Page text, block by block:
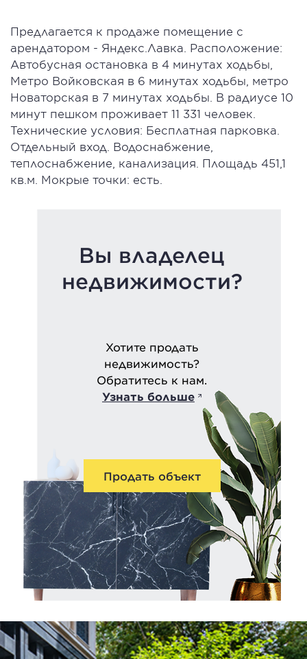
Предлагается к продаже помещение с
арендатором - Яндекс.Лавка. Расположение:
Автобусная остановка в 4 минутах ходьбы,
Метро Войковская в 6 минутах ходьбы, метро
Новаторская в 7 минутах ходьбы. В радиусе 10
минут пешком проживает 11 331 человек.
Технические условия: Бесплатная парковка.
Отдельный вход. Водоснабжение,
теплоснабжение, канализация. Площадь 451,1
кв.м. Мокрые точки: есть.
Вы владелец
недвижимости?
Хотите продать
недвижимость?
Обратитесь к нам.
Узнать больше
Продать объект